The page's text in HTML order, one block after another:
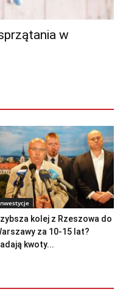
w
kolej z Rzeszowa do
za 10-15 lat?
kwoty...